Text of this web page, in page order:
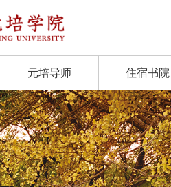
元培导师 住宿书院